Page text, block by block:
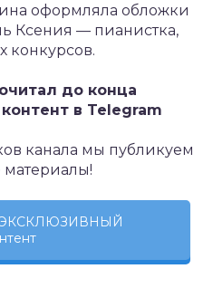
оформляла обложки
Ксения — пианистка,
конкурсов.
до конца
контент в Telegram
канала мы публикуем
материалы!
ЭКСКЛЮЗИВНЫЙ